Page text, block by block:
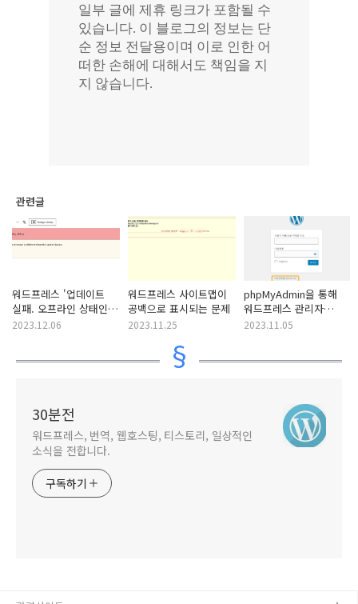
관련글
워드프레스 '업데이트
실패. 오프라인 상태인
것 같습니다' 오류
2023.12.06
워드프레스 사이트맵이
공백으로 표시되는 문제
2023.11.25
phpMyAdmin을 통해
워드프레스 관리자
비밀번호 변경하기
2023.11.05
30분전
워드프레스, 번역, 웹호스팅, 티스토리, 일상적인
소식을 전합니다.
구독하기